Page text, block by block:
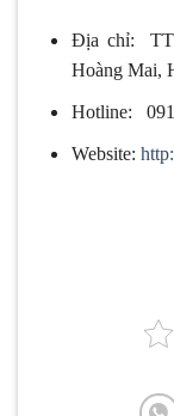
Địa chỉ:
Hoàng Mai,
Hotline:
Website: